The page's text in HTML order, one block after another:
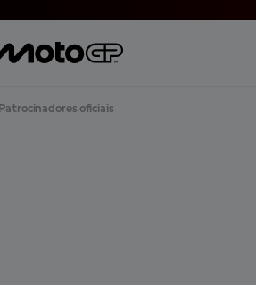
Patrocinadores oficiais